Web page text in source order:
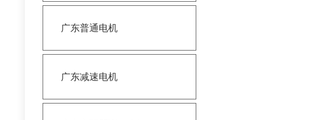
广东普通电机
广东减速电机